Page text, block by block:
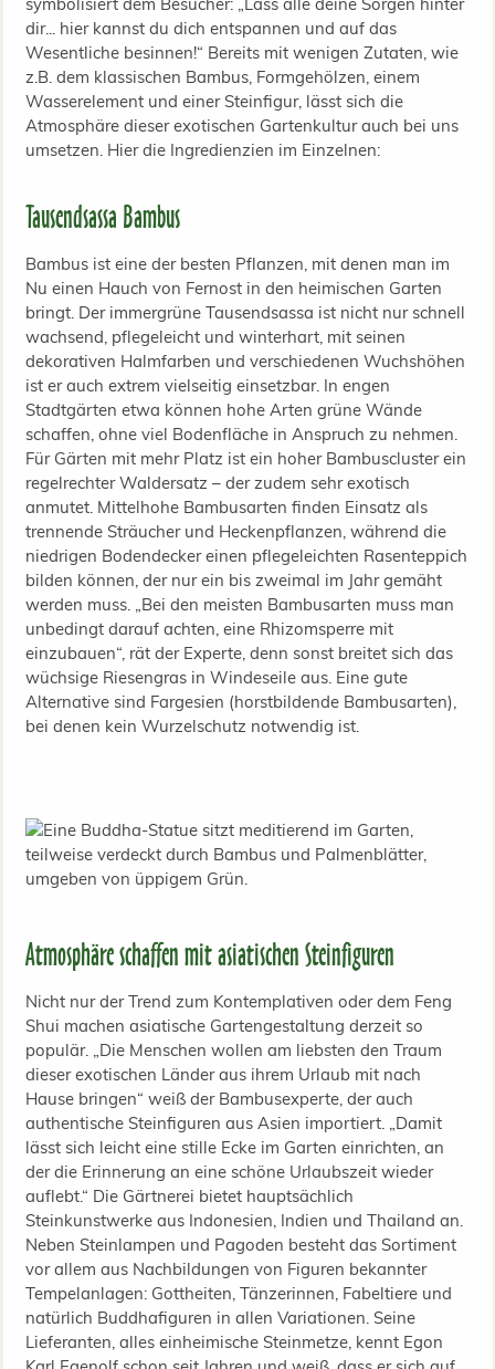
dir... hier kannst du dich entspannen und auf das
Wesentliche besinnen!“ Bereits mit wenigen Zutaten, wie
z.B. dem klassischen Bambus, Formgehölzen, einem
Wasserelement und einer Steinfigur, lässt sich die
Atmosphäre dieser exotischen Gartenkultur auch bei uns
umsetzen. Hier die Ingredienzien im Einzelnen:
Tausendsassa Bambus
Bambus ist eine der besten Pflanzen, mit denen man im
Nu einen Hauch von Fernost in den heimischen Garten
bringt. Der immergrüne Tausendsassa ist nicht nur schnell
wachsend, pflegeleicht und winterhart, mit seinen
dekorativen Halmfarben und verschiedenen Wuchshöhen
ist er auch extrem vielseitig einsetzbar. In engen
Stadtgärten etwa können hohe Arten grüne Wände
schaffen, ohne viel Bodenfläche in Anspruch zu nehmen.
Für Gärten mit mehr Platz ist ein hoher Bambuscluster ein
regelrechter Waldersatz – der zudem sehr exotisch
anmutet. Mittelhohe Bambusarten finden Einsatz als
trennende Sträucher und Heckenpflanzen, während die
niedrigen Bodendecker einen pflegeleichten Rasenteppich
bilden können, der nur ein bis zweimal im Jahr gemäht
werden muss. „Bei den meisten Bambusarten muss man
unbedingt darauf achten, eine Rhizomsperre mit
einzubauen“, rät der Experte, denn sonst breitet sich das
wüchsige Riesengras in Windeseile aus. Eine gute
Alternative sind Fargesien (horstbildende Bambusarten),
bei denen kein Wurzelschutz notwendig ist.
Atmosphäre schaffen mit asiatischen Steinfiguren
Nicht nur der Trend zum Kontemplativen oder dem Feng
Shui machen asiatische Gartengestaltung derzeit so
populär. „Die Menschen wollen am liebsten den Traum
dieser exotischen Länder aus ihrem Urlaub mit nach
Hause bringen“ weiß der Bambusexperte, der auch
authentische Steinfiguren aus Asien importiert. „Damit
lässt sich leicht eine stille Ecke im Garten einrichten, an
der die Erinnerung an eine schöne Urlaubszeit wieder
auflebt.“ Die Gärtnerei bietet hauptsächlich
Steinkunstwerke aus Indonesien, Indien und Thailand an.
Neben Steinlampen und Pagoden besteht das Sortiment
vor allem aus Nachbildungen von Figuren bekannter
Tempelanlagen: Gottheiten, Tänzerinnen, Fabeltiere und
natürlich Buddhafiguren in allen Variationen. Seine
Lieferanten, alles einheimische Steinmetze, kennt Egon